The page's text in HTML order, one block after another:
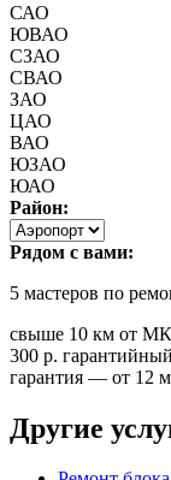
САО
ЮВАО
СЗАО
СВАО
ЗАО
ЦАО
ВАО
ЮЗАО
ЮАО
Район:
Рядом с вами:
5 мастеров по
свыше 10 км от
300 р.
гарантия — от 12
Другие